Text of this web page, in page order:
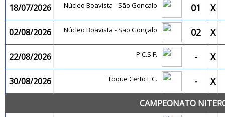
18/07/2026 Núcleo Boavista - São Gonçalo 01 X
02/08/2026 Núcleo Boavista - São Gonçalo 02 X
22/08/2026 P.C.S.F. - X
30/08/2026 Toque Certo F.C. - X
CAMPEONATO